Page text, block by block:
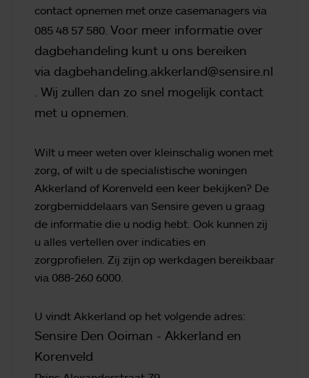
contact opnemen met onze casemanagers via
085 48 57 580. Voor meer informatie over
dagbehandeling kunt u ons bereiken
via dagbehandeling.akkerland@sensire.nl
. Wij zullen dan zo snel mogelijk contact
met u opnemen.
Wilt u meer weten over kleinschalig wonen met
zorg, of wilt u de specialistische woningen
Akkerland of Korenveld een keer bekijken? De
zorgbemiddelaars van Sensire geven u graag
de informatie die u nodig hebt. Ook kunnen zij
u alles vertellen over indicaties en
zorgprofielen. Zij zijn op werkdagen bereikbaar
via 088-260 6000.
U vindt Akkerland op het volgende adres:
Sensire Den Ooiman - Akkerland en
Korenveld